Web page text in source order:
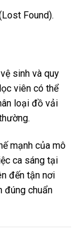
Found).
sinh và quy
viên có thể
loại đồ vải
mạnh của mô
ca sáng tại
đến tận nơi
đúng chuẩn